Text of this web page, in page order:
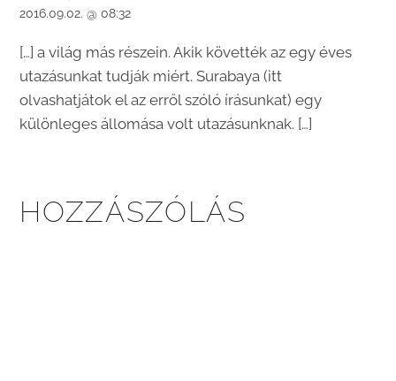
2016.09.02. @ 08:32
[…] a világ más részein. Akik követték az egy éves
utazásunkat tudják miért. Surabaya (itt
olvashatjátok el az erről szóló írásunkat) egy
különleges állomása volt utazásunknak. […]
HOZZÁSZÓLÁS